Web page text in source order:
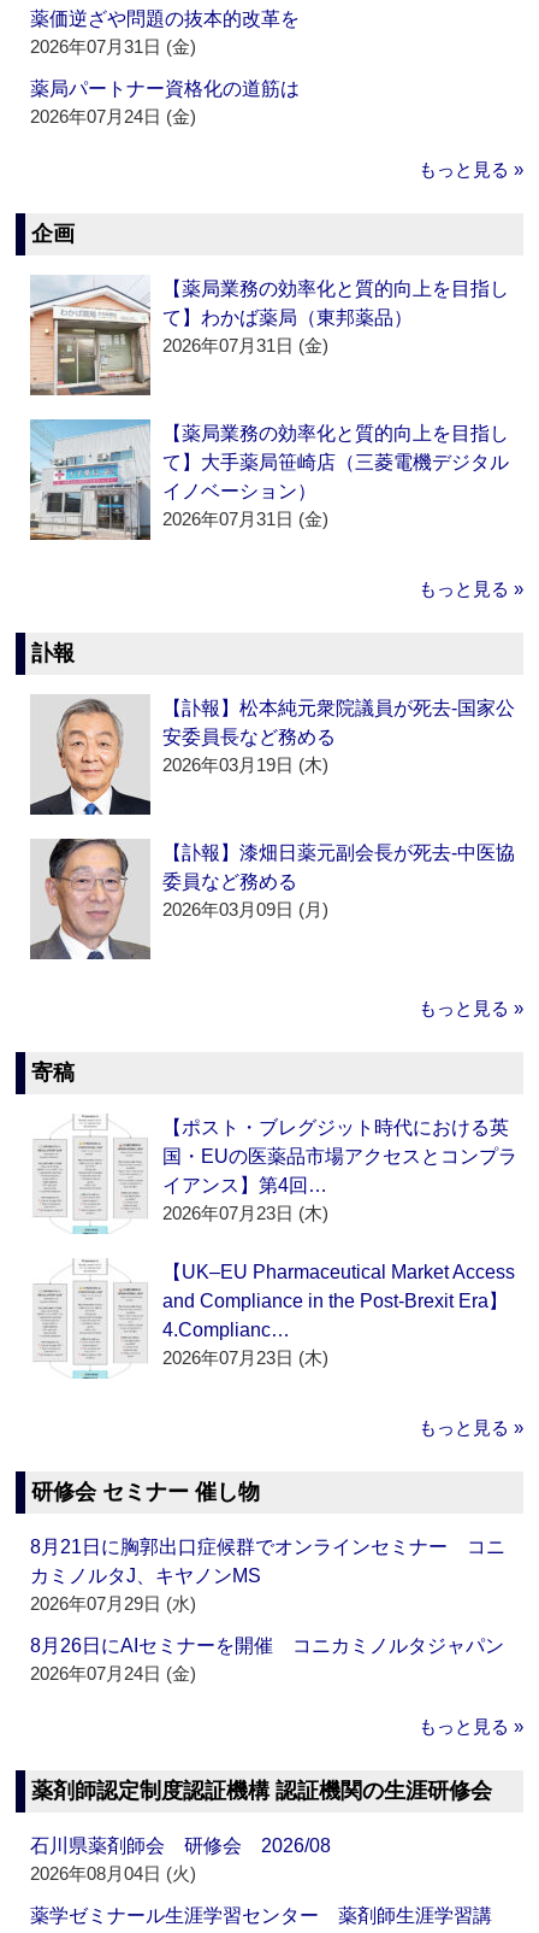
薬価逆ざや問題の抜本的改革を
2026年07月31日 (金)
薬局パートナー資格化の道筋は
2026年07月24日 (金)
もっと見る »
企画
【薬局業務の効率化と質的向上を目指し
て】わかば薬局（東邦薬品）
2026年07月31日 (金)
【薬局業務の効率化と質的向上を目指し
て】大手薬局笹崎店（三菱電機デジタル
イノベーション）
2026年07月31日 (金)
もっと見る »
訃報
【訃報】松本純元衆院議員が死去‐国家公
安委員長など務める
2026年03月19日 (木)
【訃報】漆畑日薬元副会長が死去‐中医協
委員など務める
2026年03月09日 (月)
もっと見る »
寄稿
【ポスト・ブレグジット時代における英
国・EUの医薬品市場アクセスとコンプラ
イアンス】第4回…
2026年07月23日 (木)
【UK–EU Pharmaceutical Market Access
and Compliance in the Post-Brexit Era】
4.Complianc…
2026年07月23日 (木)
もっと見る »
研修会 セミナー 催し物
8月21日に胸郭出口症候群でオンラインセミナー コニ
カミノルタJ、キヤノンMS
2026年07月29日 (水)
8月26日にAIセミナーを開催 コニカミノルタジャパン
2026年07月24日 (金)
もっと見る »
薬剤師認定制度認証機構 認証機関の生涯研修会
石川県薬剤師会 研修会 2026/08
2026年08月04日 (火)
薬学ゼミナール生涯学習センター 薬剤師生涯学習講